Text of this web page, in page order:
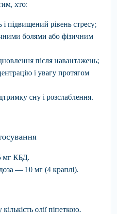
хто:
і підвищений рівень стресу;
болями або фізичним
після навантажень;
і увагу протягом
сну і розслаблення.
мг КБД.
— 10 мг (4 краплі).
олії піпеткою.